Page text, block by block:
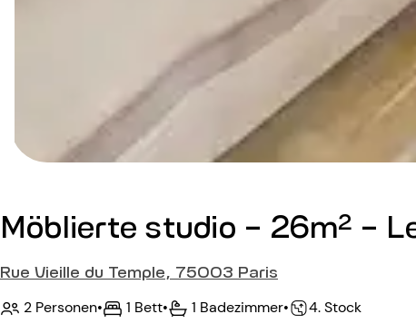
Möblierte studio - 26m² -
Rue Vieille du Temple, 75003 Paris
2 Personen• 1 Bett• 1 Badezimmer•
4. Stock